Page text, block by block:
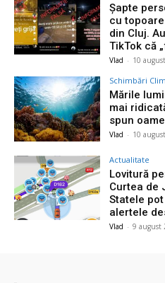
Șapte
cu
din Cluj.
TikTok că
Vlad - 10
Schimbări
Mările
mai
spun
Vlad - 10
Actualitate
Lovitură
Curtea de
Statele
alertele
Vlad - 9 august